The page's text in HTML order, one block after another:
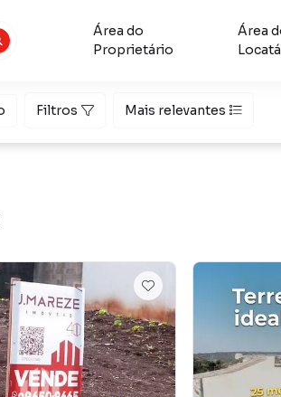
Área do
Proprietário
Área
Filtros Mais relevantes